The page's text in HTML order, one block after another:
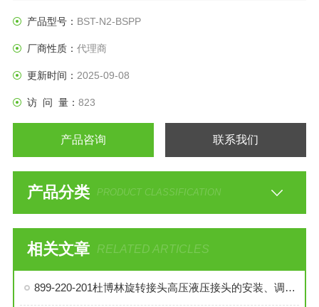
产品型号： BST-N2-BSPP
厂商性质： 代理商
更新时间： 2025-09-08
访 问 量： 823
产品咨询 联系我们
产品分类 PRODUCT CLASSIFICATION
相关文章 RELATED ARTICLES
899-220-201杜博林旋转接头高压液压接头的安装、调试与维护技巧